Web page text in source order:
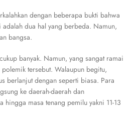
dengan beberapa bukti bahwa
dua hal yang berbeda. Namun,
bangsa.
banyak. Namun, yang sangat ramai
tersebut. Walaupun begitu,
berlanjut dengan seperti biasa. Para
ke daerah-daerah dan
masa tenang pemilu yakni 11-13